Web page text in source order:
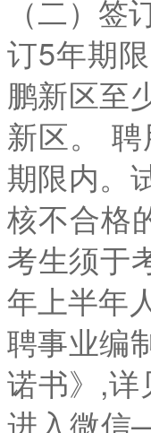
（二）
订5年期
鹏新区至
新区。
期限内。
核不合格
考生须于
年上半年
聘事业编
诺书》,详
进入微信